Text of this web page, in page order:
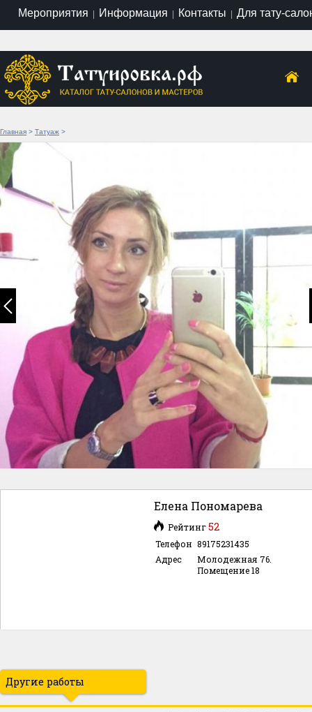
Мероприятия | Информация | Контакты | Для тату-
Главная > Татуаж >
Елена Пономарева
Рейтинг52
Телефон 89175231435
Адрес
Молодежная 76.
Помещение 18
Другие работы